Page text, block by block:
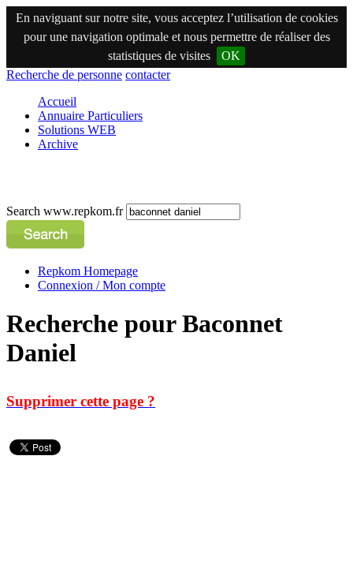
En naviguant sur notre site, vous acceptez l’utilisation de cookies
pour une navigation optimale et nous permettre de réaliser des
statistiques de visites
OK
Recherche de personne contacter
Accueil
Annuaire Particuliers
Solutions WEB
Archive
Search www.repkom.fr
Repkom Homepage
Connexion / Mon compte
Recherche pour Baconnet
Daniel
Supprimer cette page ?